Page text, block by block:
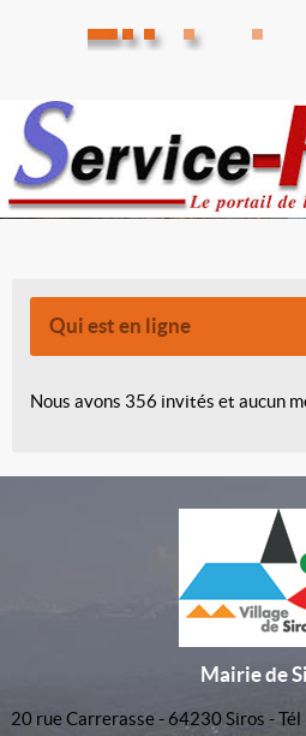
Qui est en ligne
Nous avons 356 invités et aucun
Mairie de
20 rue Carrerasse - 64230 Siros -